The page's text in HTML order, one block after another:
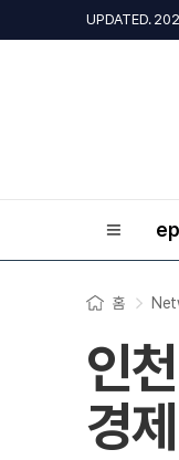
UPDATED.
홈
인
경